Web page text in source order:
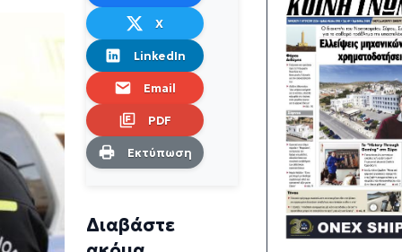
X
LinkedIn
Email
PDF
Εκτύπωση
Διαβάστε